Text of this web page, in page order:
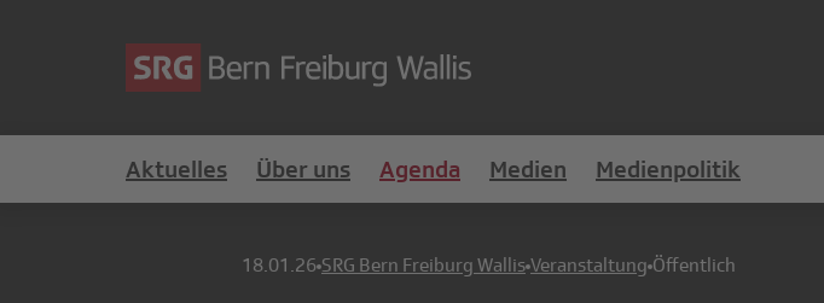
Aktuelles Über uns Agenda Medien Medienpolitik
18.01.26 SRG Bern Freiburg Wallis Veranstaltung Öffentlich